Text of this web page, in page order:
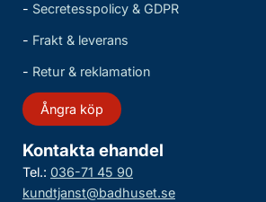
- Secretesspolicy & GDPR
- Frakt & leverans
- Retur & reklamation
Ångra köp
Kontakta ehandel
Tel.: 036-71 45 90
kundtjanst@badhuset.se